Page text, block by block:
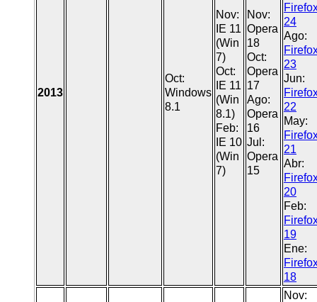
2013
Oct:
Windows
8.1
Nov:
IE 11
(Win
7)
Oct:
IE 11
(Win
8.1)
Feb:
IE 10
(Win
7)
Nov:
Opera
18
Oct:
Opera
17
Ago:
Opera
16
Jul:
Opera
15
24
Ago:
23
Jun:
22
May:
21
Abr:
20
Feb:
19
Ene:
18
Nov: